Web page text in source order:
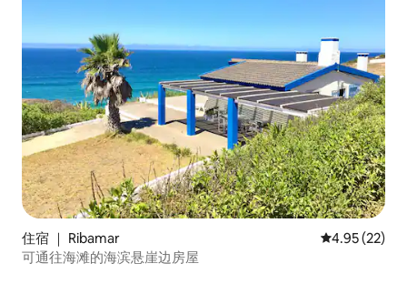
住宿 ｜ Ribamar 平均评分
4.95 (22)
可通往海滩的海滨悬崖边房屋